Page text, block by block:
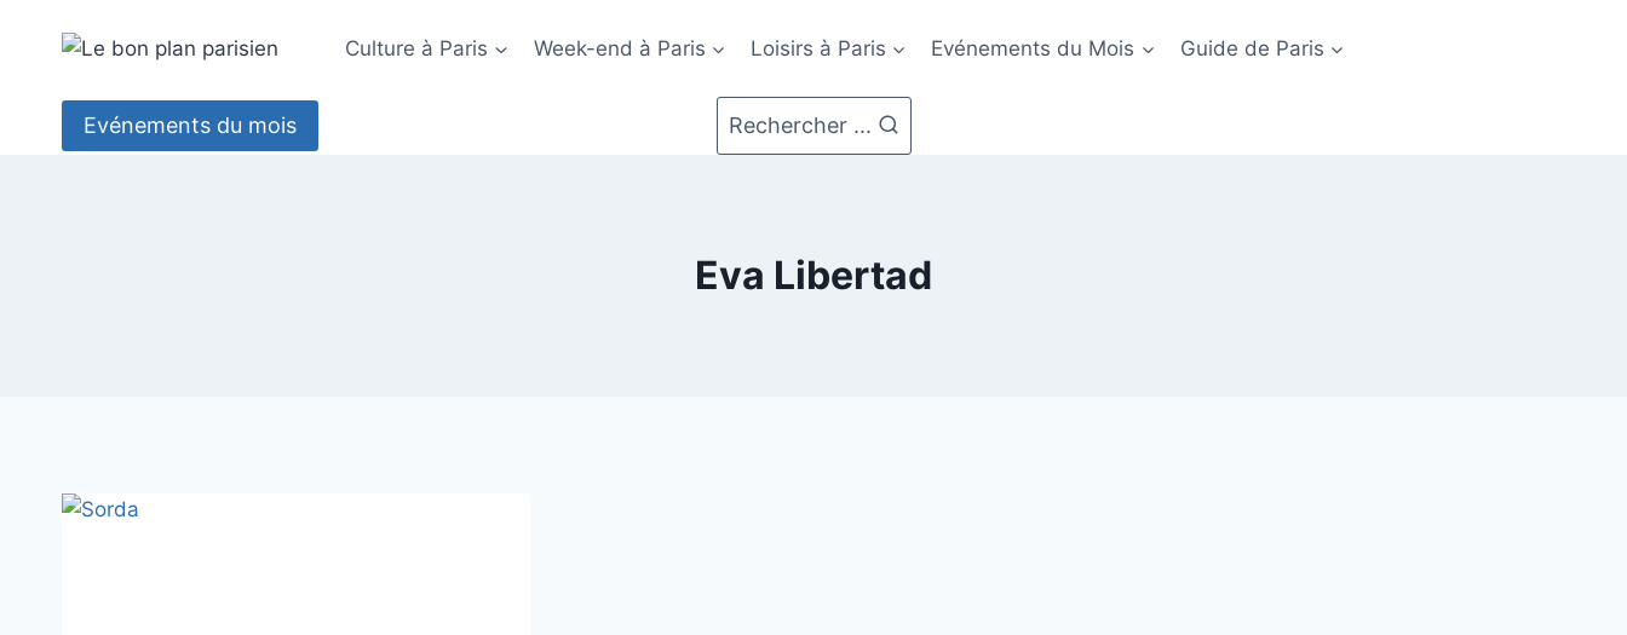
Culture à Paris Week-end à Paris Loisirs à Paris Evénements du Mois Guide de Paris
Evénements du mois Rechercher ...
Eva Libertad